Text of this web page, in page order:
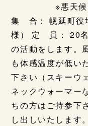
※悪天候時は
集 合： 幌延町役
様） 定 員： 20
の活動をします。
も体感温度が低い
下さい（スキーウ
ネックウォーマ
ちの方はご持参下
し出しいたしま